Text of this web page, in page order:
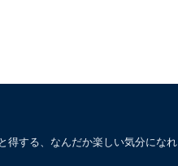
する、なんだか楽しい気分にな